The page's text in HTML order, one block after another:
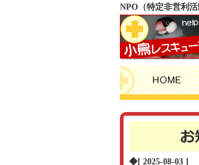
NPO（特定非営利
◆[ 2025-08-03 ]